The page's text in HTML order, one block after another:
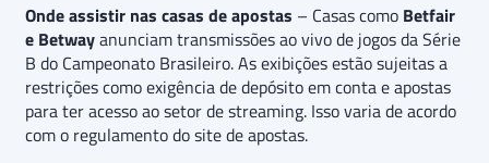
Onde assistir nas casas de apostas – Casas como Betfair
e Betwayanunciam transmissões ao vivo de jogos da Série
B do Campeonato Brasileiro. As exibições estão sujeitas a
restrições como exigência de depósito em conta e apostas
para ter acesso ao setor de streaming. Isso varia de acordo
com o regulamento do site de apostas.